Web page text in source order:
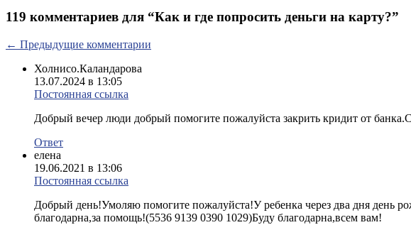
119 комментариев для “Как и где попросить деньги на карту?”
Навигация
комментариям
← Предыдущие комментарии
Холнисо.Каландарова
13.07.2024 в 13:05
Постоянная ссылка
Добрый вечер люди добрый помогите пожалуйста закрить кридит от
Ответ
елена
19.06.2021 в 13:06
Постоянная ссылка
Добрый день!Умоляю помогите пожалуйста!У ребенка через два дня день
благодарна,за помощь!(5536 9139 0390 1029)Буду благодарна,всем вам!